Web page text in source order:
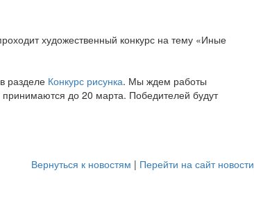
художественный конкурс на тему «Иные
разделе Конкурс рисунка. Мы ждем работы
до 20 марта. Победителей будут
Вернуться к новостям | Перейти на сайт новости